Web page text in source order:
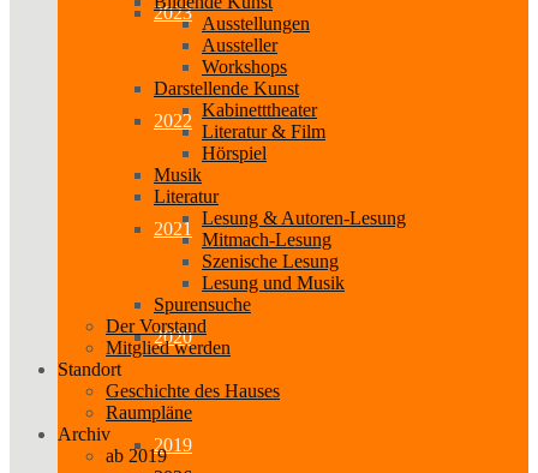
2023
2022
2021
2020
2019
Ausstellungen
Aussteller
Workshops
Darstellende Kunst
Kabinetttheater
Literatur & Film
Hörspiel
Musik
Literatur
Lesung & Autoren-Lesung
Mitmach-Lesung
Szenische Lesung
Lesung und Musik
Spurensuche
Der Vorstand
Mitglied werden
Standort
Geschichte des Hauses
Raumpläne
Archiv
ab 2019